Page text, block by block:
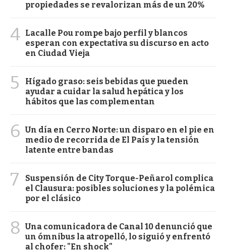
propiedades se revalorizan más de un 20%
4 Lacalle Pou rompe bajo perfil y blancos
esperan con expectativa su discurso en acto
en Ciudad Vieja
5
Hígado graso: seis bebidas que pueden
ayudar a cuidar la salud hepática y los
hábitos que las complementan
6 Un día en Cerro Norte: un disparo en el pie en
medio de recorrida de El País y la tensión
latente entre bandas
7
Suspensión de City Torque-Peñarol complica
el Clausura: posibles soluciones y la polémica
por el clásico
8 Una comunicadora de Canal 10 denunció que
un ómnibus la atropelló, lo siguió y enfrentó
al chofer: "En shock"